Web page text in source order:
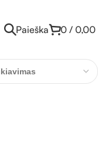
Paieška 0 / 0,00